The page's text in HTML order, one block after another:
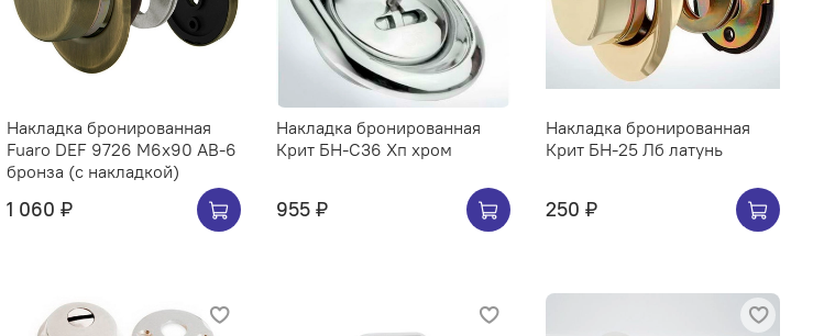
Накладка бронированная
Fuaro DEF 9726 M6x90 AB-6
бронза (с накладкой)
1 060 ₽
Накладка бронированная
Крит БН-С36 Хп хром
955 ₽
Накладка бронированная
Крит БН-25 Лб латунь
250 ₽